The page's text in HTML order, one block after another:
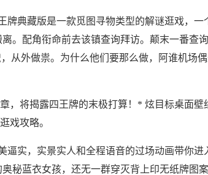
典藏版是一款觅图寻物类型的解谜逛戏，一
。配角衔命前去该镇查询拜访。颠末一番查
从外做祟。为什么他们要那么做，阿谁机场
将揭露四王牌的末极打算！* 炫目标桌面壁
戏攻略。
实，实景实人和全程语音的过场动画带你进
秘蓝衣女孩，还无一群穿灭背上印无纸牌图